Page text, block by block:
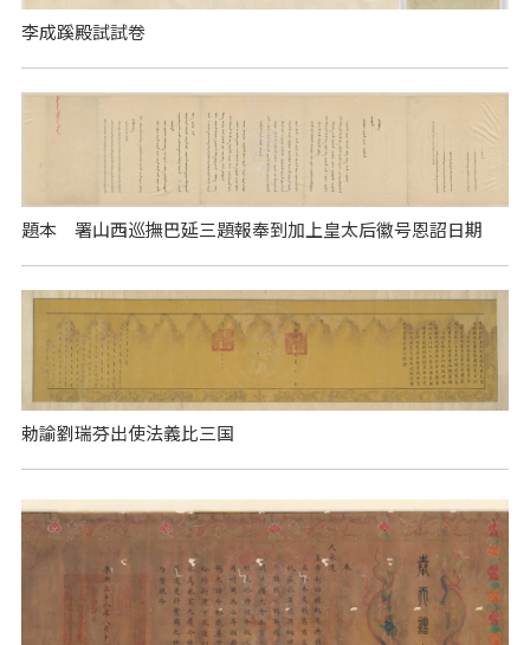
李成蹊殿試試卷
題本 署山西巡撫巴延三題報奉到加上皇太后徽号恩詔日期
勅諭劉瑞芬出使法義比三国